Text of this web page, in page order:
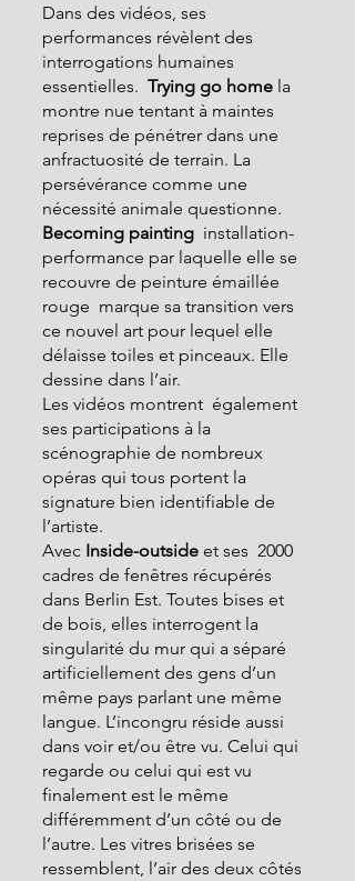
Dans des vidéos, ses
performances révèlent des
interrogations humaines
essentielles. Trying go home la
montre nue tentant à maintes
reprises de pénétrer dans une
anfractuosité de terrain. La
persévérance comme une
nécessité animale questionne.
Becoming painting installation-
performance par laquelle elle se
recouvre de peinture émaillée
rouge  marque sa transition vers
ce nouvel art pour lequel elle
délaisse toiles et pinceaux. Elle
dessine dans l’air.
Les vidéos montrent  également
ses participations à la
scénographie de nombreux
opéras qui tous portent la
signature bien identifiable de
l’artiste.
Avec Inside-outside et ses  2000
cadres de fenêtres récupérés
dans Berlin Est. Toutes bises et
de bois, elles interrogent la
singularité du mur qui a séparé
artificiellement des gens d’un
même pays parlant une même
langue. L’incongru réside aussi
dans voir et/ou être vu. Celui qui
regarde ou celui qui est vu
finalement est le même
différemment d’un côté ou de
l’autre. Les vitres brisées se
ressemblent, l’air des deux côtés